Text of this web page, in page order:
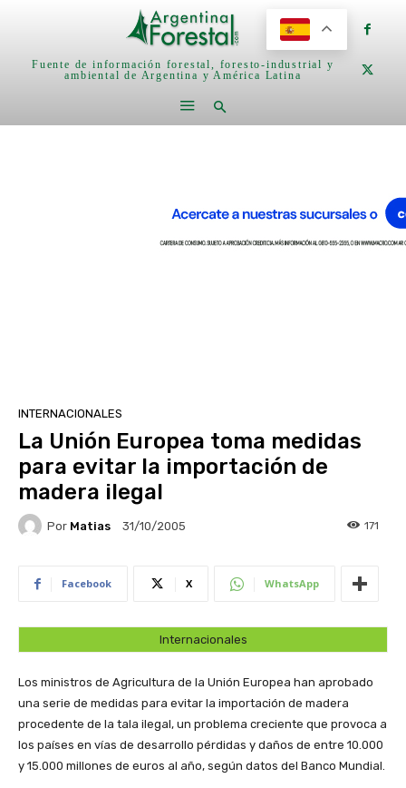
Fuente de información forestal, foresto-industrial y
ambiental de Argentina y América Latina
INTERNACIONALES
La Unión Europea toma medidas
para evitar la importación de
madera ilegal
Por Matias 31/10/2005 171
Facebook X WhatsApp
Internacionales
Los ministros de Agricultura de la Unión Europea han aprobado
una serie de medidas para evitar la importación de madera
procedente de la tala ilegal, un problema creciente que provoca a
los países en vías de desarrollo pérdidas y daños de entre 10.000
y 15.000 millones de euros al año, según datos del Banco Mundial.